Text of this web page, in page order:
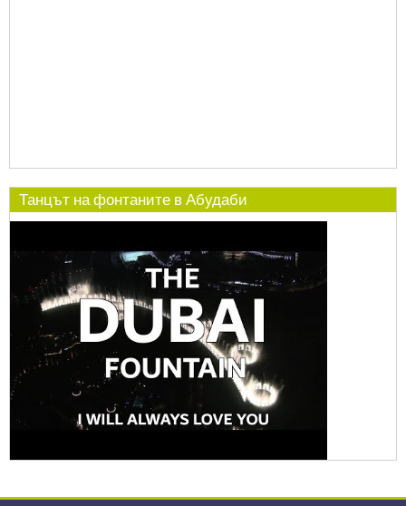
Танцът на фонтаните в Абудаби